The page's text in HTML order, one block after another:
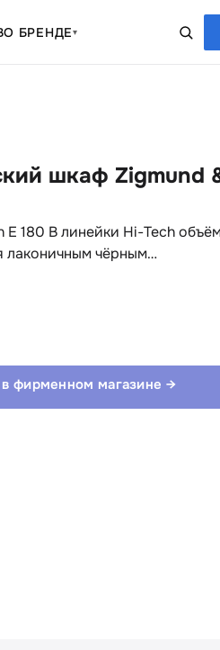
О БРЕНДЕ▾
шкаф Zigmund
180 B линейки Hi-Tech
лаконичным чёрным…
в фирменном магазине →